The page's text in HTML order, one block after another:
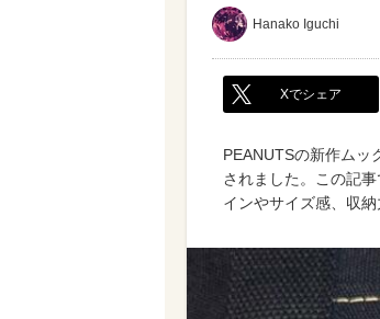
Hanako Iguchi
Xでシェア
PEANUTSの新作ムッ
されました。この記
インやサイズ感、収